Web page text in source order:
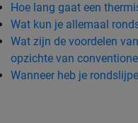
Hoe lang gaat een
Wat kun je allemaal
Wat zijn de voordelen
opzichte van
Wanneer heb je